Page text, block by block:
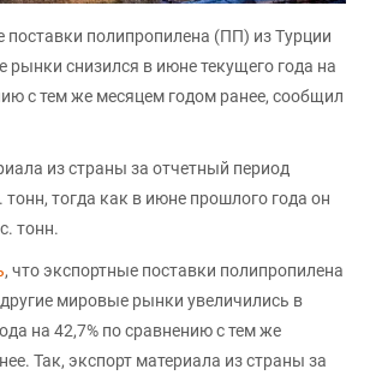
поставки полипропилена (ПП) из Турции
рынки снизился в июне текущего года на
с тем же месяцем годом ранее, сообщил
из страны за отчетный период
тонн, тогда как в июне прошлого года он
тонн.
, что экспортные поставки полипропилена
мировые рынки увеличились в
на 42,7% по сравнению с тем же
Так, экспорт материала из страны за